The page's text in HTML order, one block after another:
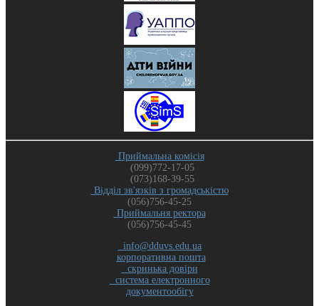
Приймальна комісія
(099)772-17-05
(073)168-39-55
Відділ зв'язків з громадськістю
(056)756-45-25
Приймальня ректора
(056)756-45-45
info@dduvs.edu.ua
корпоративна пошта
скринька довіри
система електронного
документообігу